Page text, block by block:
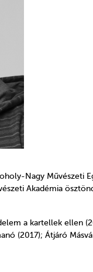
Nagy Művészeti
Akadémia
a kartellek ellen
(2017); Átjáró